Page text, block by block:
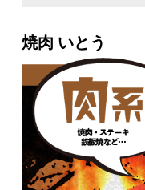
焼肉 いとう